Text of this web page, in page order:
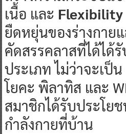
เนื้อ และ Flexibility
ยืดหยุ่นของร่างกาย
คัดสรรคลาสที่ได้ได้
ประเภท ไม่ว่าจะเป็
โยคะ พิลาทิส และ
สมาชิกได้รับประโย
กำลังกายที่บ้าน